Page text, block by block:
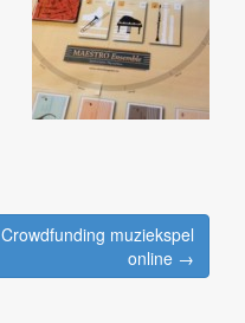
Crowdfunding muziekspel
online →